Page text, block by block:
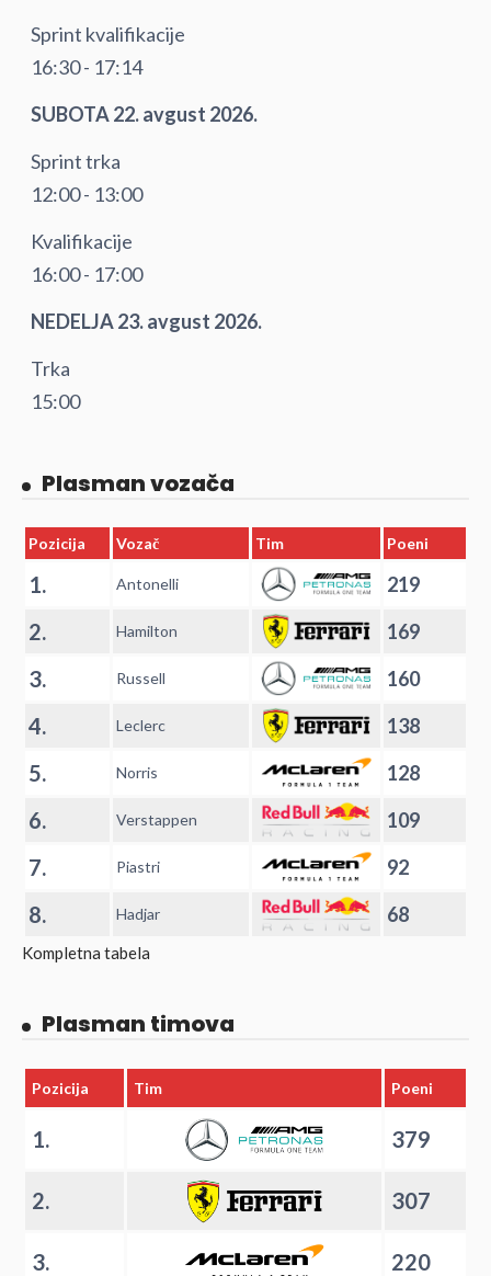
Sprint kvalifikacije
16:30 - 17:14
SUBOTA 22. avgust 2026.
Sprint trka
12:00 - 13:00
Kvalifikacije
16:00 - 17:00
NEDELJA 23. avgust 2026.
Trka
15:00
Plasman vozača
Pozicija Vozač Tim Poeni
1. Antonelli 219
2. Hamilton 169
3. Russell 160
4. Leclerc 138
5. Norris 128
6. Verstappen 109
7. Piastri 92
8. Hadjar 68
Kompletna tabela
Plasman timova
Pozicija Tim Poeni
1. 379
2. 307
3. 220